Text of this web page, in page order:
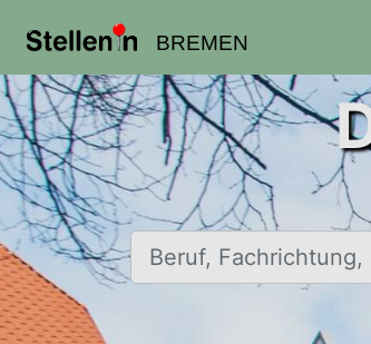
BREMEN
Beruf, Fachrichtung, Firma